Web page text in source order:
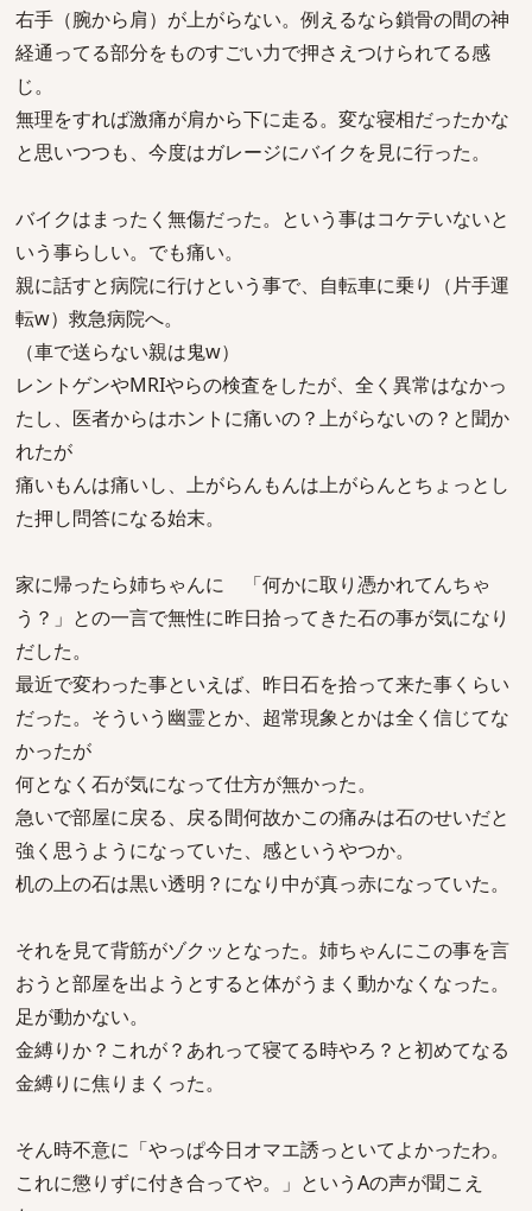
右手（腕から肩）が上がらない。例えるなら鎖骨の間の神
経通ってる部分をものすごい力で押さえつけられてる感
じ。
無理をすれば激痛が肩から下に走る。変な寝相だったかな
と思いつつも、今度はガレージにバイクを見に行った。
バイクはまったく無傷だった。という事はコケテいないと
いう事らしい。でも痛い。
親に話すと病院に行けという事で、自転車に乗り（片手運
転w）救急病院へ。
（車で送らない親は鬼w）
レントゲンやMRIやらの検査をしたが、全く異常はなかっ
たし、医者からはホントに痛いの？上がらないの？と聞か
れたが
痛いもんは痛いし、上がらんもんは上がらんとちょっとし
た押し問答になる始末。
家に帰ったら姉ちゃんに 「何かに取り憑かれてんちゃ
う？」との一言で無性に昨日拾ってきた石の事が気になり
だした。
最近で変わった事といえば、昨日石を拾って来た事くらい
だった。そういう幽霊とか、超常現象とかは全く信じてな
かったが
何となく石が気になって仕方が無かった。
急いで部屋に戻る、戻る間何故かこの痛みは石のせいだと
強く思うようになっていた、感というやつか。
机の上の石は黒い透明？になり中が真っ赤になっていた。
それを見て背筋がゾクッとなった。姉ちゃんにこの事を言
おうと部屋を出ようとすると体がうまく動かなくなった。
足が動かない。
金縛りか？これが？あれって寝てる時やろ？と初めてなる
金縛りに焦りまくった。
そん時不意に「やっぱ今日オマエ誘っといてよかったわ。
これに懲りずに付き合ってや。」というAの声が聞こえ